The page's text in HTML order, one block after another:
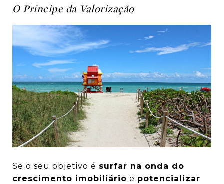
O Príncipe da Valorização
Se o seu objetivo é surfar na onda do
crescimento imobiliário e potencializar